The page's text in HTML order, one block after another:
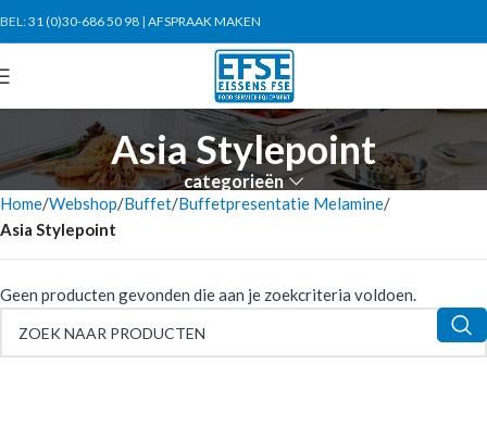
BEL:31 (0)30-686 50 98 | AFSPRAAK MAKEN
Asia Stylepoint
categorieën
Home Webshop Buffet Buffetpresentatie Melamine
Asia Stylepoint
Geen producten gevonden die aan je zoekcriteria voldoen.